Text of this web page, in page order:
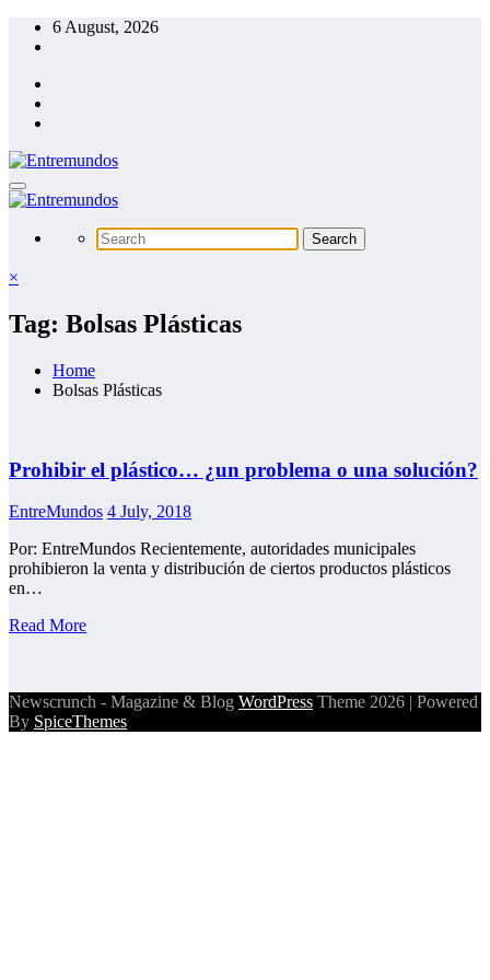
Skip
6 August, 2026
×
Tag: Bolsas Plásticas
Home
Bolsas Plásticas
Prohibir el plástico… ¿un problema o una solución?
EntreMundos 4 July, 2018
Por: EntreMundos Recientemente, autoridades municipales
prohibieron la venta y distribución de ciertos productos plásticos
en…
Read More
Newscrunch - Magazine & Blog WordPress Theme 2026 | Powered
By SpiceThemes